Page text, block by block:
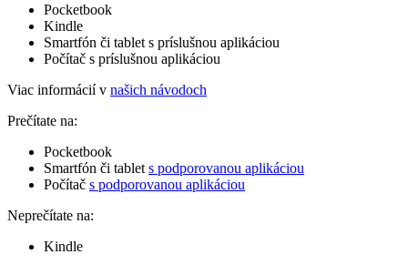
Pocketbook
Kindle
Smartfón či tablet s príslušnou aplikáciou
Počítač s príslušnou aplikáciou
Viac informácií v našich návodoch
Prečítate na:
Pocketbook
Smartfón či tablet s podporovanou aplikáciou
Počítač s podporovanou aplikáciou
Neprečítate na:
Kindle